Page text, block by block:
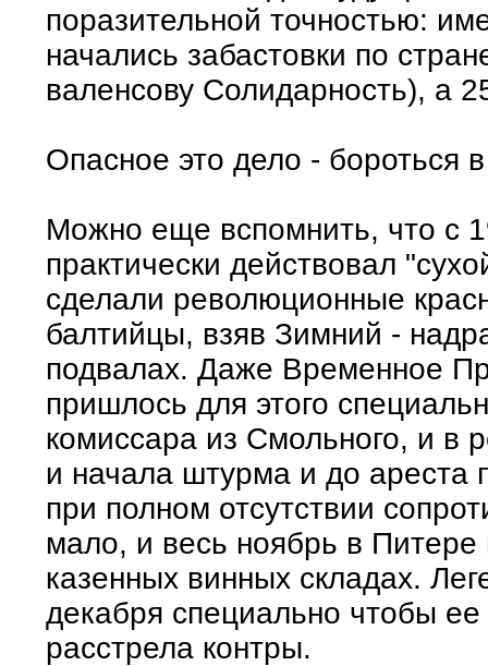
поразительной точностью:
начались забастовки по
валенсову Солидарность), а
Опасное это дело - бороться
Можно еще вспомнить, что с
практически действовал
сделали революционные
балтийцы, взяв Зимний -
подвалах. Даже Временное
пришлось для этого
комиссара из Смольного, и в
и начала штурма и до ареста
при полном отсутствии
мало, и весь ноябрь в
казенных винных складах.
декабря специально чтобы
расстрела контры.